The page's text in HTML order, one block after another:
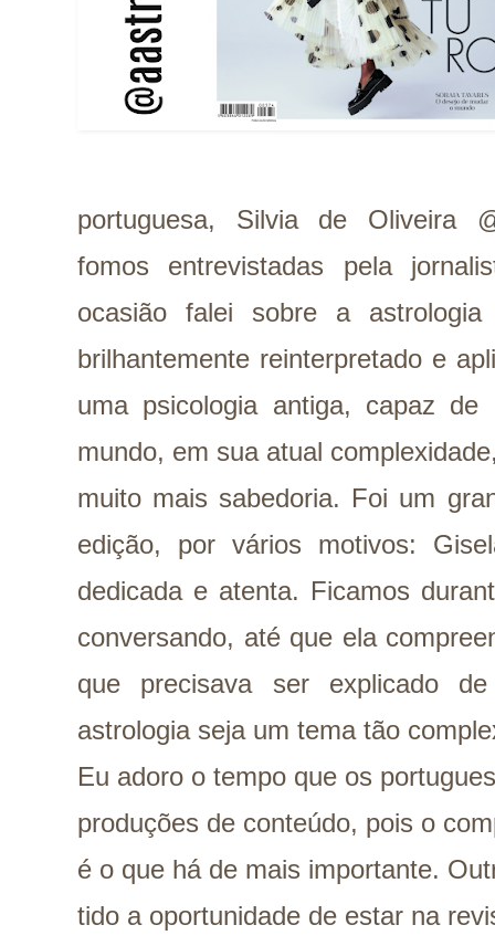
portuguesa, Silvia de Oliveira
fomos entrevistadas pela
ocasião falei sobre a
brilhantemente reinterpretado e
uma psicologia antiga, capaz
mundo, em sua atual
muito mais sabedoria. Foi um
edição, por vários motivos:
dedicada e atenta. Ficamos
conversando, até que ela
que precisava ser explicado
astrologia seja um tema tão
Eu adoro o tempo que os
produções de conteúdo, pois o
é o que há de mais importante.
tido a oportunidade de estar na